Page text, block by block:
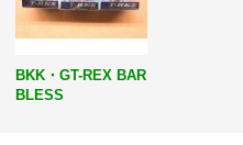
BKK・GT-REX BAR
BLESS